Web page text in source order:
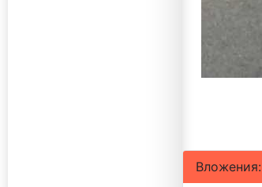
Вложения: